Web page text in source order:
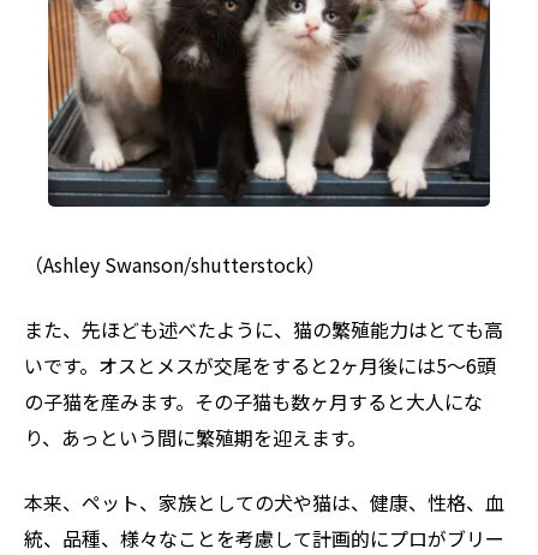
（Ashley Swanson/shutterstock）
また、先ほども述べたように、猫の繁殖能力はとても高
いです。オスとメスが交尾をすると2ヶ月後には5～6頭
の子猫を産みます。その子猫も数ヶ月すると大人にな
り、あっという間に繁殖期を迎えます。
本来、ペット、家族としての犬や猫は、健康、性格、血
統、品種、様々なことを考慮して計画的にプロがブリー